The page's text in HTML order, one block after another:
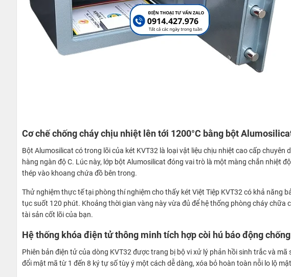
Cơ chế chống cháy chịu nhiệt lên tới 1200°C bằng bột
Bột Alumosilicat có trong lõi của két KVT32 là loại vật liệu chịu nhiệt cao cấp
hàng ngàn độ C. Lúc này, lớp bột Alumosilicat đóng vai trò là một màng chắn nhiệt
thép vào khoang chứa đồ bên trong.
Thử nghiệm thực tế tại phòng thí nghiệm cho thấy két Việt Tiệp KVT32 có khả năng
tục suốt 120 phút. Khoảng thời gian vàng này vừa đủ để hệ thống phòng cháy
tài sản cốt lõi của bạn.
Hệ thống khóa điện tử thông minh tích hợp còi hú báo động
Phiên bản điện tử của dòng KVT32 được trang bị bộ vi xử lý phản hồi sinh trắc và
đổi mật mã từ 1 đến 8 ký tự số tùy ý một cách dễ dàng, xóa bỏ hoàn toàn nỗi lo lộ